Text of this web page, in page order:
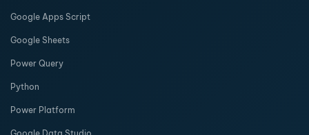
Google Apps Script
Google Sheets
Power Query
Python
Power Platform